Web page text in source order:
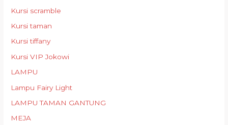
Kursi scramble
Kursi taman
Kursi tiffany
Kursi VIP Jokowi
LAMPU
Lampu Fairy Light
LAMPU TAMAN GANTUNG
MEJA